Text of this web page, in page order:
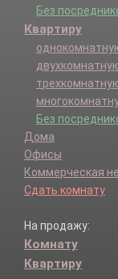
Без
Квартиру
Без
Дома
Офисы
Коммерческая
Сдать комнату
На продажу:
Комнату
Квартиру